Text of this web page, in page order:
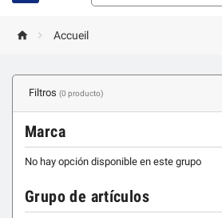
  Accueil
Filtros (0 producto)
Marca
No hay opción disponible en este grupo
Grupo de artículos